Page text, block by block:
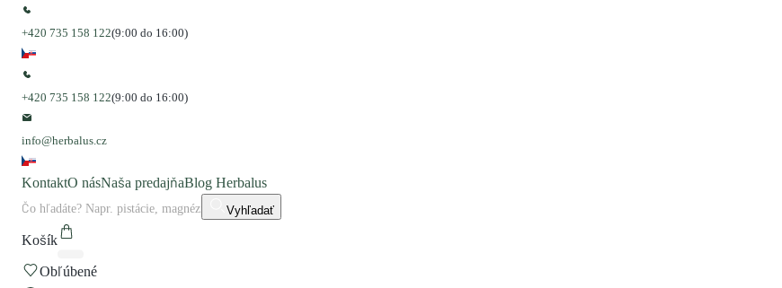
+420 735 158 122(9:00 do 16:00)
+420 735 158 122(9:00 do 16:00)
info@herbalus.cz
KontaktO násNaša predajňaBlog Herbalus
Vyhľadať
Košík
Obľúbené